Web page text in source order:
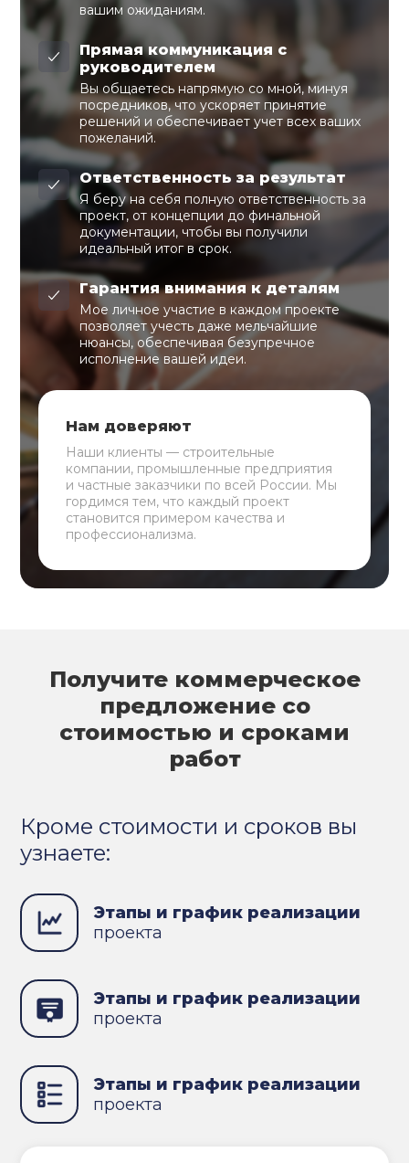
вашим ожиданиям.
Прямая коммуникация с
руководителем
Вы общаетесь напрямую со мной, минуя
посредников, что ускоряет принятие
решений и обеспечивает учет всех ваших
пожеланий.
Ответственность за результат
Я беру на себя полную ответственность за
проект, от концепции до финальной
документации, чтобы вы получили
идеальный итог в срок.
Гарантия внимания к деталям
Мое личное участие в каждом проекте
позволяет учесть даже мельчайшие
нюансы, обеспечивая безупречное
исполнение вашей идеи.
Нам доверяют
Наши клиенты — строительные
компании, промышленные предприятия
и частные заказчики по всей России. Мы
гордимся тем, что каждый проект
становится примером качества и
профессионализма.
Получите коммерческое
предложение со
стоимостью и сроками
работ
Кроме стоимости и сроков вы
узнаете:
Этапы и график реализации
проекта
Этапы и график реализации
проекта
Этапы и график реализации
проекта